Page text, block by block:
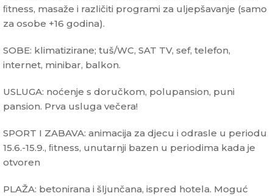
ﬁtness, masaže i različiti programi za uljepšavanje (samo
za osobe +16 godina).
SOBE: klimatizirane; tuš/WC, SAT TV, sef, telefon,
internet, minibar, balkon.
USLUGA: noćenje s doručkom, polupansion, puni
pansion. Prva usluga večera!
SPORT I ZABAVA: animacija za djecu i odrasle u periodu
15.6.-15.9., ﬁtness, unutarnji bazen u periodima kada je
otvoren
PLAŽA: betonirana i šljunčana, ispred hotela. Moguć